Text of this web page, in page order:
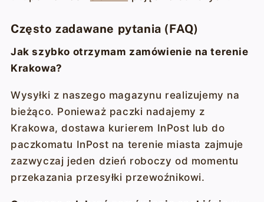
Często zadawane pytania (FAQ)
Jak szybko otrzymam zamówienie na terenie
Krakowa?
Wysyłki z naszego magazynu realizujemy na
bieżąco. Ponieważ paczki nadajemy z
Krakowa, dostawa kurierem InPost lub do
paczkomatu InPost na terenie miasta zajmuje
zazwyczaj jeden dzień roboczy od momentu
przekazania przesyłki przewoźnikowi.